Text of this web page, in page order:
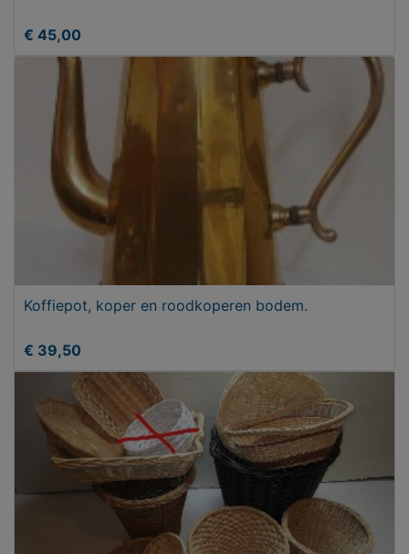
€ 45,00
Koffiepot, koper en roodkoperen bodem.
€ 39,50